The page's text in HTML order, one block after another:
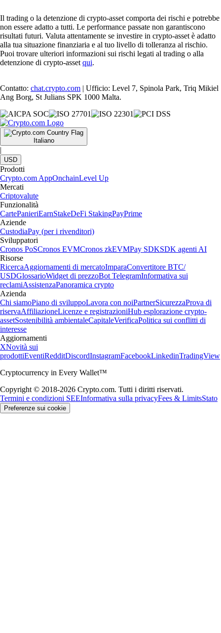
Il trading o la detenzione di crypto-asset comporta dei rischi e potrebbe
non essere adatto a tutti. Le performance passate non garantiscono
risultati futuri. Valuta attentamente se investire in crypto-asset è adatto
alla tua situazione finanziaria e al tuo livello di tolleranza al rischio.
Puoi trovare ulteriori informazioni sui rischi legati al trading o alla
detenzione di crypto-asset qui.
Contatto: chat.crypto.com | Ufficio: Level 7, Spinola Park, Triq Mikiel
Ang Borg, St Julians SPK 1000 Malta.
Italiano
|
USD
Prodotti
Crypto.com AppOnchainLevel Up
Mercati
Criptovalute
Funzionalità
CartePanieriEarnStakeDeFi StakingPayPrime
Aziende
CustodiaPay (per i rivenditori)
Sviluppatori
Cronos PoSCronos EVMCronos zkEVMPay SDKSDK agenti AI
Risorse
RicercaAggiornamenti di mercatoImparaConvertitore BTC/
USDGlossarioWidget di prezzoBot TelegramInformativa sui
reclamiAssistenzaPanoramica crypto
Azienda
Chi siamoPiano di sviluppoLavora con noiPartnerSicurezzaProva di
riservaAffiliazioneLicenze e registrazioniHub esplorazione crypto-
assetSostenibilità ambientaleCapitaleVerificaPolitica sui conflitti di
interesse
Aggiornamenti
XNovità sui
prodottiEventiRedditDiscordInstagramFacebookLinkedinTradingView
Cryptocurrency in Every Wallet™
Copyright © 2018-2026 Crypto.com. Tutti i diritti riservati.
Termini e condizioni SEEInformativa sulla privacyFees & LimitsStato
Preferenze sui cookie